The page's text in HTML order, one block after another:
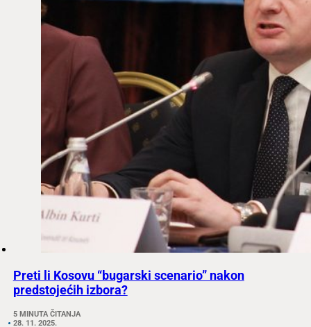
Preti li Kosovu “bugarski scenario” nakon
predstojećih izbora?
5 MINUTA ČITANJA
28. 11. 2025.